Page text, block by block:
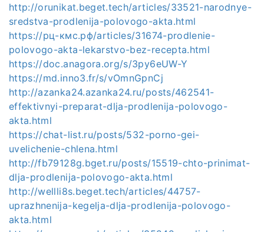
http://orunikat.beget.tech/articles/33521-narodnye-
sredstva-prodlenija-polovogo-akta.html
https://рц-кмс.рф/articles/31674-prodlenie-
polovogo-akta-lekarstvo-bez-recepta.html
https://doc.anagora.org/s/3py6eUW-Y
https://md.inno3.fr/s/vOmnGpnCj
http://azanka24.azanka24.ru/posts/462541-
effektivnyi-preparat-dlja-prodlenija-polovogo-
akta.html
https://chat-list.ru/posts/532-porno-gei-
uvelichenie-chlena.html
http://fb79128g.bget.ru/posts/15519-chto-prinimat-
dlja-prodlenija-polovogo-akta.html
http://wellli8s.beget.tech/articles/44757-
uprazhnenija-kegelja-dlja-prodlenija-polovogo-
akta.html